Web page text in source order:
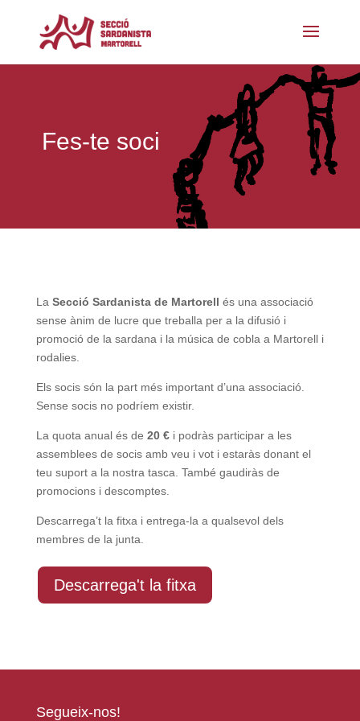
Fes-te soci
La Secció Sardanista de Martorell és una associació
sense ànim de lucre que treballa per a la difusió i
promoció de la sardana i la música de cobla a Martorell i
rodalies.
Els socis són la part més important d’una associació.
Sense socis no podríem existir.
La quota anual és de 20 €i podràs participar a les
assemblees de socis amb veu i vot i estaràs donant el
teu suport a la nostra tasca. També gaudiràs de
promocions i descomptes.
Descarrega’t la fitxa i entrega-la a qualsevol dels
membres de la junta.
Descarrega't la fitxa
Segueix-nos!